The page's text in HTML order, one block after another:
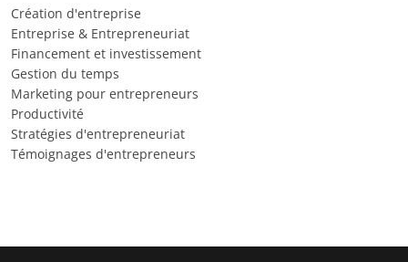
Création d'entreprise
Entreprise & Entrepreneuriat
Financement et investissement
Gestion du temps
Marketing pour entrepreneurs
Productivité
Stratégies d'entrepreneuriat
Témoignages d'entrepreneurs